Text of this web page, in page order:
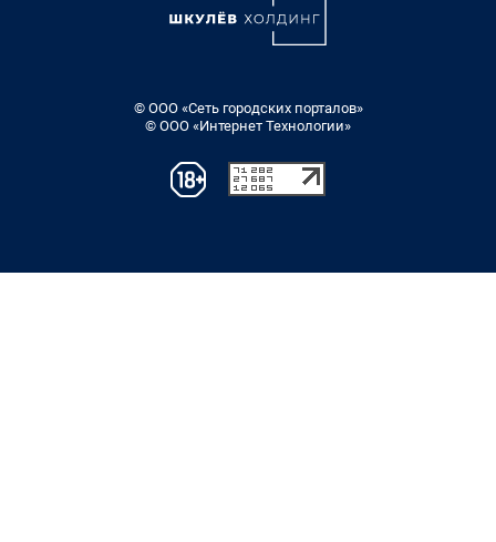
© ООО «Сеть городских порталов»
© ООО «Интернет Технологии»